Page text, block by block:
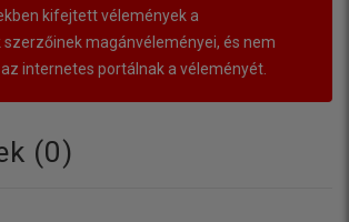
kifejtett vélemények a
magánvéleményei, és nem
internetes portálnak a véleményét.
(0)